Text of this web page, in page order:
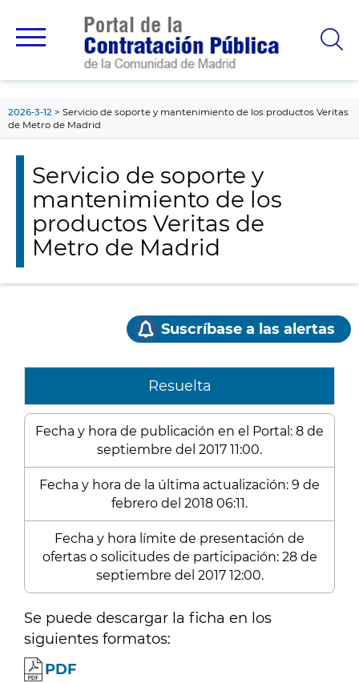
principal
2026-3-12
Servicio de soporte y mantenimiento de los productos Veritas
de Metro de Madrid
Servicio de soporte y
mantenimiento de los
productos Veritas de
Metro de Madrid
Suscríbase a las alertas
Resuelta
Fecha y hora de publicación en el Portal: 8 de
septiembre del 2017 11:00.
Fecha y hora de la última actualización: 9 de
febrero del 2018 06:11.
Fecha y hora límite de presentación de
ofertas o solicitudes de participación: 28 de
septiembre del 2017 12:00.
Se puede descargar la ficha en los
siguientes formatos:
PDF